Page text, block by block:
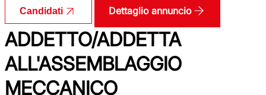
Candidati Dettaglio annuncio
ADDETTO/ADDETTA
ALL'ASSEMBLAGGIO
MECCANICO